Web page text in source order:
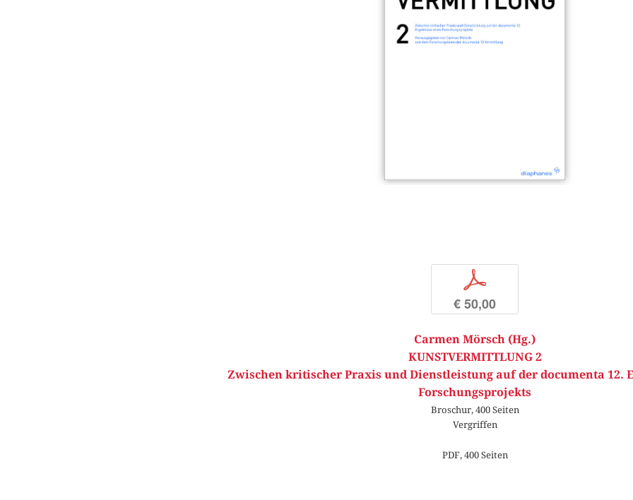
p
€ 50,00
Carmen Mörsch (Hg.)
KUNSTVERMITTLUNG 2
Zwischen kritischer Praxis und Dienstleistung auf der documenta 12.
Forschungsprojekts
Broschur, 400 Seiten
Vergriffen
PDF, 400 Seiten